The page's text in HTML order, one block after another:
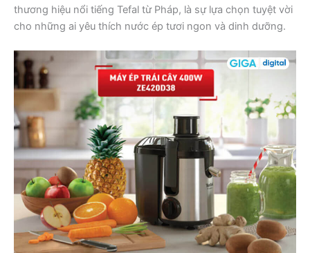
thương hiệu nổi tiếng Tefal từ Pháp, là sự lựa chọn tuyệt vời
cho những ai yêu thích nước ép tươi ngon và dinh dưỡng.